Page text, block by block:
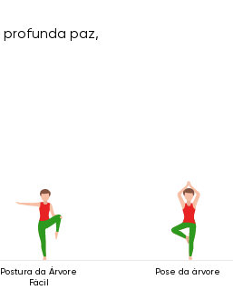
paz,
Postura da Árvore
Fácil
Pose da árvore